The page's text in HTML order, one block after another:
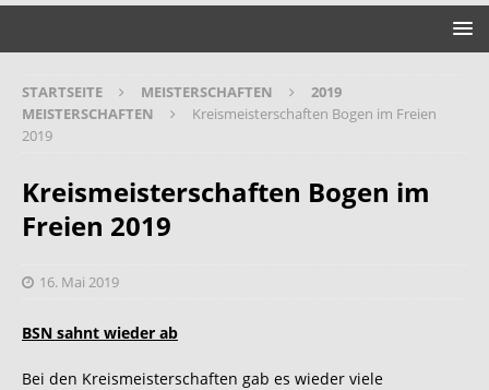
STARTSEITE MEISTERSCHAFTEN
2019
MEISTERSCHAFTEN
Kreismeisterschaften Bogen im Freien
2019
Kreismeisterschaften Bogen im
Freien 2019
16. Mai 2019
BSN sahnt wieder ab
Bei den Kreismeisterschaften gab es wieder viele